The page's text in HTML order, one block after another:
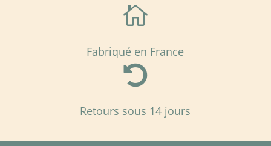

Fabriqué en France

Retours sous 14 jours